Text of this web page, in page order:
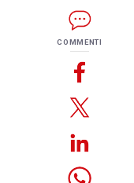
COMMENTI